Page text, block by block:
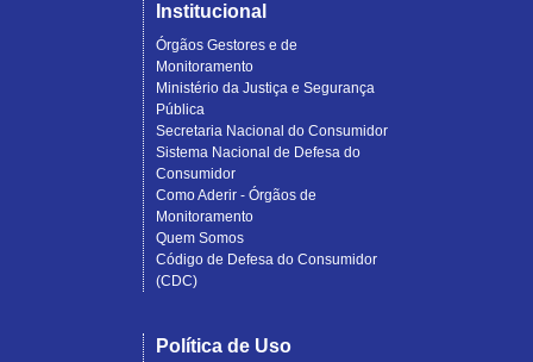
Institucional
Órgãos Gestores e de
Monitoramento
Ministério da Justiça e Segurança
Pública
Secretaria Nacional do Consumidor
Sistema Nacional de Defesa do
Consumidor
Como Aderir - Órgãos de
Monitoramento
Quem Somos
Código de Defesa do Consumidor
(CDC)
Política de Uso